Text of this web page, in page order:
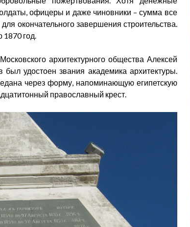
офицеры и даже чиновники – сумма все
окончательного завершения строительства.
год.
архитектурного общества Алексей
удостоен звания академика архитектуры.
через форму, напоминающую египетскую
православный крест.